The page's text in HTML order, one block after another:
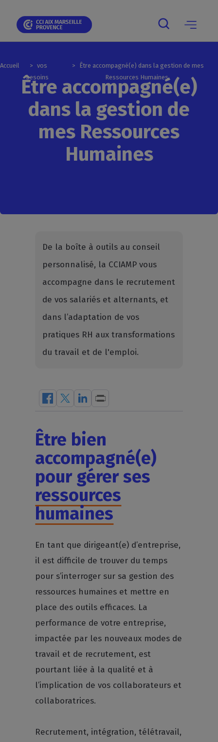
navigation
navigation
principal
mobile
Accueil
vos
besoins
Être accompagné(e) dans la gestion de mes
Ressources Humaines
Être accompagné(e)
dans la gestion de
mes Ressources
Humaines
De la boîte à outils au conseil
personnalisé, la CCIAMP vous
accompagne dans le recrutement
de vos salariés et alternants, et
dans l’adaptation de vos
pratiques RH aux transformations
du travail et de l'emploi.
Être bien
accompagné(e)
pour gérer ses
ressources
humaines
En tant que dirigeant(e) d’entreprise,
il est difficile de trouver du temps
pour s’interroger sur sa gestion des
ressources humaines et mettre en
place des outils efficaces. La
performance de votre entreprise,
impactée par les nouveaux modes de
travail et de recrutement, est
pourtant liée à la qualité et à
l’implication de vos collaborateurs et
collaboratrices.
Recrutement, intégration, télétravail,